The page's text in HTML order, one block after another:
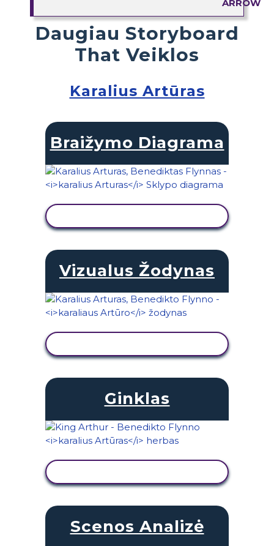
Daugiau Storyboard
That Veiklos
Karalius Artūras
Braižymo Diagrama
Vizualus Žodynas
Ginklas
Scenos Analizė